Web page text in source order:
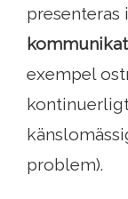
presenteras
exempel
problem).